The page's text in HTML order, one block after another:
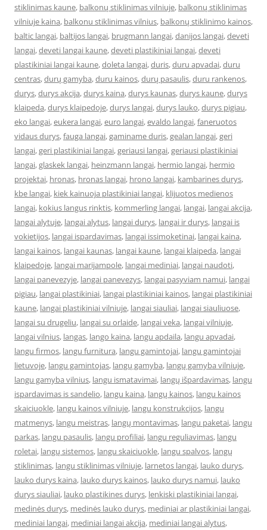
stiklinimas kaune, balkonų stiklinimas vilniuje, balkonų stiklinimas
vilniuje kaina, balkonu stiklinimas vilnius, balkonų stiklinimo kainos,
baltic langai, baltijos langai, brugmann langai,danijos langai,deveti
langai,deveti langai kaune,deveti plastikiniai langai,deveti
plastikiniai langai kaune,doleta langai,duris,duru apvadai,duru
centras,durų gamyba,duru kainos,durų pasaulis,duru rankenos,
durys,durys akcija,durys kaina,durys kaunas,durys kaune,durys
klaipeda,durys klaipedoje,durys langai,durys lauko,durys pigiau,
eko langai,eukera langai,euro langai,evaldo langai,faneruotos
vidaus durys,fauga langai,gaminame duris,gealan langai,geri
langai,geri plastikiniai langai,geriausi langai,geriausi plastikiniai
langai,glaskek langai, heinzmann langai, hermio langai, hermio
projektai, hronas, hronas langai, hrono langai, kambarines durys,
kbe langai, kiek kainuoja plastikiniai langai, klijuotos medienos
langai, kokius langus rinktis, kommerling langai, langai, langai akcija,
langai alytuje, langai alytus, langai durys, langai ir durys, langai is
vokietijos, langai ispardavimas, langai issimoketinai, langai kaina,
langai kainos, langai kaunas, langai kaune, langai klaipeda, langai
klaipedoje, langai marijampole, langai mediniai, langai naudoti,
langai panevezyje, langai panevezys, langai pasyviam namui, langai
pigiau, langai plastikiniai, langai plastikiniai kainos, langai plastikiniai
kaune, langai plastikiniai vilniuje, langai siauliai, langai siauliuose,
langai su drugeliu, langai su orlaide, langai veka, langai vilniuje,
langai vilnius, langas, lango kaina, langu apdaila, langu apvadai,
langu firmos, langu furnitura, langu gamintojai, langu gamintojai
lietuvoje, langu gamintojas, langų gamyba, langų gamyba vilniuje,
langu gamyba vilnius, langu ismatavimai, langų išpardavimas, langu
ispardavimas is sandelio, langu kaina, langų kainos, langu kainos
skaiciuokle, langu kainos vilniuje, langu konstrukcijos, langu
matmenys, langu meistras, langų montavimas, langu paketai, langu
parkas, langu pasaulis, langu profiliai, langu reguliavimas, langu
roletai, langų sistemos, langu skaiciuokle, langu spalvos, langų
stiklinimas, langu stiklinimas vilniuje, larnetos langai, lauko durys,
lauko durys kaina, lauko durys kainos, lauko durys namui, lauko
durys siauliai, lauko plastikines durys, lenkiski plastikiniai langai,
medinės durys, medinės lauko durys, mediniai ar plastikiniai langai,
mediniai langai, mediniai langai akcija, mediniai langai alytus,